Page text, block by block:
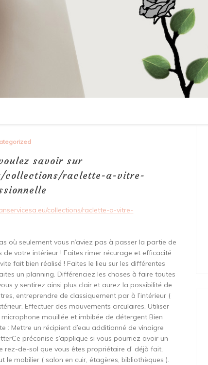
savoir sur
collections/raclette-a-vitre-
collections/raclette-a-vitre-
où seulement vous n’aviez pas à passer la partie de
votre intérieur ! Faites rimer récurage et efficacité
fait bien réalisé ! Faites le lieu sur les différentes
un planning. Différenciez les choses à faire toutes
y sentirez ainsi plus clair et aurez la possibilité de
entreprendre de classiquement par à l’intérieur (
Effectuer des mouvements circulaires. Utiliser
mouillée et imbibée de détergent Bien
: Mettre un récipient d’eau additionné de vinaigre
préconise s’applique si vous pourriez avoir un
rez-de-sol que vous êtes propriétaire d’ déjà fait,
le mobilier ( salon en cuir, étagères, bibliothèques ).